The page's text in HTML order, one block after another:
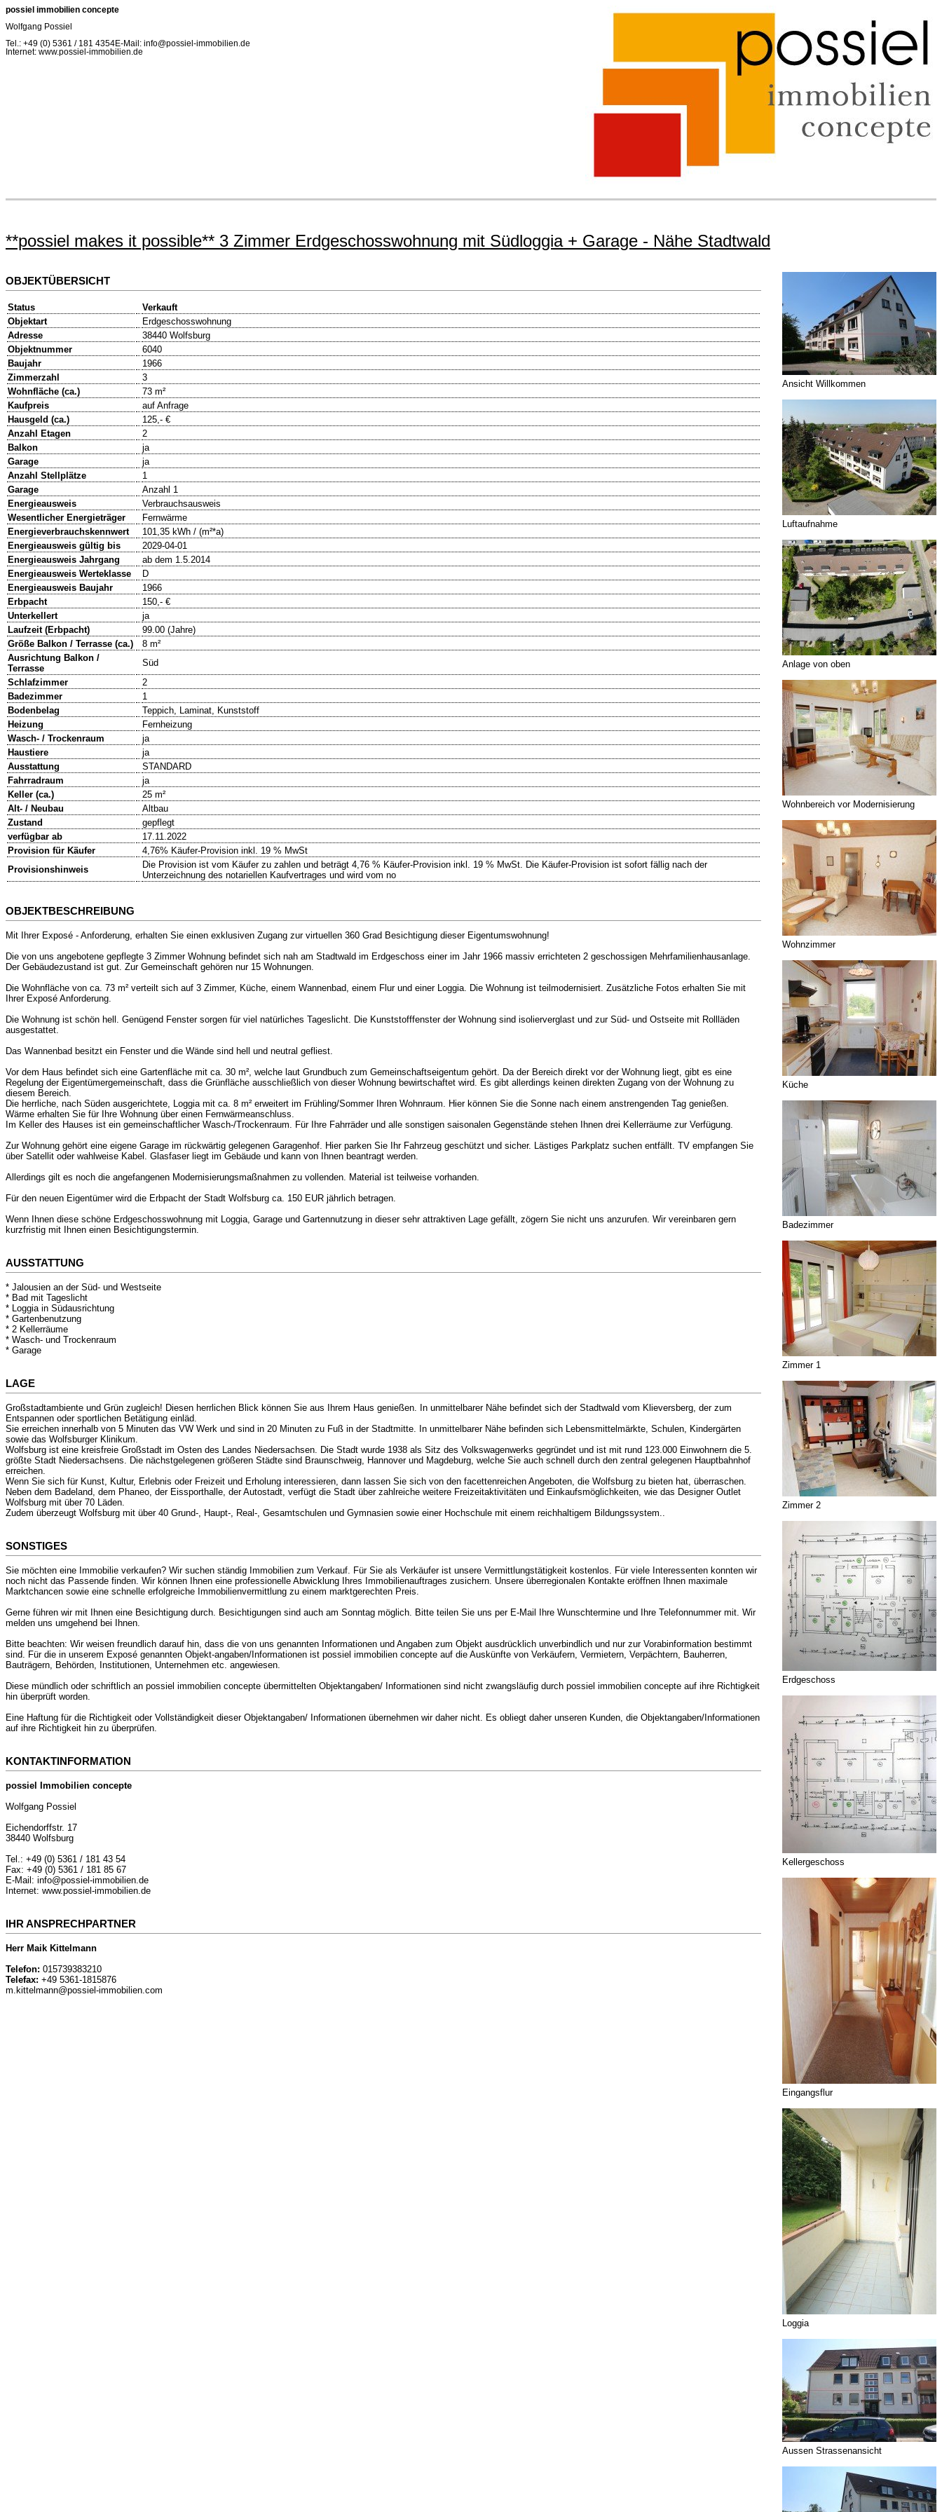
possiel immobilien concepte
Wolfgang Possiel
Tel.: +49 (0) 5361 / 181 4354E-Mail: info@possiel-immobilien.de
Internet: www.possiel-immobilien.de
**possiel makes it possible** 3 Zimmer Erdgeschosswohnung mit Südloggia + Garage - Nähe Stadtwald
OBJEKTÜBERSICHT
Status
Verkauft
Objektart
Erdgeschosswohnung
Adresse
38440 Wolfsburg
Objektnummer
6040
Baujahr
1966
Zimmerzahl
3
Wohnfläche (ca.)
73 m²
Kaufpreis
auf Anfrage
Hausgeld (ca.)
125,- €
Anzahl Etagen
2
Balkon
ja
Garage
ja
Anzahl Stellplätze
1
Garage
Anzahl 1
Energieausweis
Verbrauchsausweis
Wesentlicher Energieträger
Fernwärme
Energieverbrauchskennwert
101,35 kWh / (m²*a)
Energieausweis gültig bis
2029-04-01
Energieausweis Jahrgang
ab dem 1.5.2014
Energieausweis Werteklasse
D
Energieausweis Baujahr
1966
Erbpacht
150,- €
Unterkellert
ja
Laufzeit (Erbpacht)
99.00 (Jahre)
Größe Balkon / Terrasse (ca.)
8 m²
Ausrichtung Balkon /
Terrasse
Süd
Schlafzimmer
2
Badezimmer
1
Bodenbelag
Teppich, Laminat, Kunststoff
Heizung
Fernheizung
Wasch- / Trockenraum
ja
Haustiere
ja
Ausstattung
STANDARD
Fahrradraum
ja
Keller (ca.)
25 m²
Alt- / Neubau
Altbau
Zustand
gepflegt
verfügbar ab
17.11.2022
Provision für Käufer
4,76% Käufer-Provision inkl. 19 % MwSt
Provisionshinweis
Die Provision ist vom Käufer zu zahlen und beträgt 4,76 % Käufer-Provision inkl. 19 % MwSt. Die Käufer-Provision ist sofort fällig nach der
Unterzeichnung des notariellen Kaufvertrages und wird vom no
OBJEKTBESCHREIBUNG
Mit Ihrer Exposé - Anforderung, erhalten Sie einen exklusiven Zugang zur virtuellen 360 Grad Besichtigung dieser Eigentumswohnung!
Die von uns angebotene gepflegte 3 Zimmer Wohnung befindet sich nah am Stadtwald im Erdgeschoss einer im Jahr 1966 massiv errichteten 2 geschossigen Mehrfamilienhausanlage.
Der Gebäudezustand ist gut. Zur Gemeinschaft gehören nur 15 Wohnungen.
Die Wohnfläche von ca. 73 m² verteilt sich auf 3 Zimmer, Küche, einem Wannenbad, einem Flur und einer Loggia. Die Wohnung ist teilmodernisiert. Zusätzliche Fotos erhalten Sie mit
Ihrer Exposé Anforderung.
Die Wohnung ist schön hell. Genügend Fenster sorgen für viel natürliches Tageslicht. Die Kunststofffenster der Wohnung sind isolierverglast und zur Süd- und Ostseite mit Rollläden
ausgestattet.
Das Wannenbad besitzt ein Fenster und die Wände sind hell und neutral gefliest.
Vor dem Haus befindet sich eine Gartenfläche mit ca. 30 m², welche laut Grundbuch zum Gemeinschaftseigentum gehört. Da der Bereich direkt vor der Wohnung liegt, gibt es eine
Regelung der Eigentümergemeinschaft, dass die Grünfläche ausschließlich von dieser Wohnung bewirtschaftet wird. Es gibt allerdings keinen direkten Zugang von der Wohnung zu
diesem Bereich.
Die herrliche, nach Süden ausgerichtete, Loggia mit ca. 8 m² erweitert im Frühling/Sommer Ihren Wohnraum. Hier können Sie die Sonne nach einem anstrengenden Tag genießen.
Wärme erhalten Sie für Ihre Wohnung über einen Fernwärmeanschluss.
Im Keller des Hauses ist ein gemeinschaftlicher Wasch-/Trockenraum. Für Ihre Fahrräder und alle sonstigen saisonalen Gegenstände stehen Ihnen drei Kellerräume zur Verfügung.
Zur Wohnung gehört eine eigene Garage im rückwärtig gelegenen Garagenhof. Hier parken Sie Ihr Fahrzeug geschützt und sicher. Lästiges Parkplatz suchen entfällt. TV empfangen Sie
über Satellit oder wahlweise Kabel. Glasfaser liegt im Gebäude und kann von Ihnen beantragt werden.
Allerdings gilt es noch die angefangenen Modernisierungsmaßnahmen zu vollenden. Material ist teilweise vorhanden.
Für den neuen Eigentümer wird die Erbpacht der Stadt Wolfsburg ca. 150 EUR jährlich betragen.
Wenn Ihnen diese schöne Erdgeschosswohnung mit Loggia, Garage und Gartennutzung in dieser sehr attraktiven Lage gefällt, zögern Sie nicht uns anzurufen. Wir vereinbaren gern
kurzfristig mit Ihnen einen Besichtigungstermin.
AUSSTATTUNG
* Jalousien an der Süd- und Westseite
* Bad mit Tageslicht
* Loggia in Südausrichtung
* Gartenbenutzung
* 2 Kellerräume
* Wasch- und Trockenraum
* Garage
LAGE
Großstadtambiente und Grün zugleich! Diesen herrlichen Blick können Sie aus Ihrem Haus genießen. In unmittelbarer Nähe befindet sich der Stadtwald vom Klieversberg, der zum
Entspannen oder sportlichen Betätigung einläd.
Sie erreichen innerhalb von 5 Minuten das VW Werk und sind in 20 Minuten zu Fuß in der Stadtmitte. In unmittelbarer Nähe befinden sich Lebensmittelmärkte, Schulen, Kindergärten
sowie das Wolfsburger Klinikum.
Wolfsburg ist eine kreisfreie Großstadt im Osten des Landes Niedersachsen. Die Stadt wurde 1938 als Sitz des Volkswagenwerks gegründet und ist mit rund 123.000 Einwohnern die 5.
größte Stadt Niedersachsens. Die nächstgelegenen größeren Städte sind Braunschweig, Hannover und Magdeburg, welche Sie auch schnell durch den zentral gelegenen Hauptbahnhof
erreichen.
Wenn Sie sich für Kunst, Kultur, Erlebnis oder Freizeit und Erholung interessieren, dann lassen Sie sich von den facettenreichen Angeboten, die Wolfsburg zu bieten hat, überraschen.
Neben dem Badeland, dem Phaneo, der Eissporthalle, der Autostadt, verfügt die Stadt über zahlreiche weitere Freizeitaktivitäten und Einkaufsmöglichkeiten, wie das Designer Outlet
Wolfsburg mit über 70 Läden.
Zudem überzeugt Wolfsburg mit über 40 Grund-, Haupt-, Real-, Gesamtschulen und Gymnasien sowie einer Hochschule mit einem reichhaltigem Bildungssystem..
SONSTIGES
Sie möchten eine Immobilie verkaufen? Wir suchen ständig Immobilien zum Verkauf. Für Sie als Verkäufer ist unsere Vermittlungstätigkeit kostenlos. Für viele Interessenten konnten wir
noch nicht das Passende finden. Wir können Ihnen eine professionelle Abwicklung Ihres Immobilienauftrages zusichern. Unsere überregionalen Kontakte eröffnen Ihnen maximale
Marktchancen sowie eine schnelle erfolgreiche Immobilienvermittlung zu einem marktgerechten Preis.
Gerne führen wir mit Ihnen eine Besichtigung durch. Besichtigungen sind auch am Sonntag möglich. Bitte teilen Sie uns per E-Mail Ihre Wunschtermine und Ihre Telefonnummer mit. Wir
melden uns umgehend bei Ihnen.
Bitte beachten: Wir weisen freundlich darauf hin, dass die von uns genannten Informationen und Angaben zum Objekt ausdrücklich unverbindlich und nur zur Vorabinformation bestimmt
sind. Für die in unserem Exposé genannten Objekt-angaben/Informationen ist possiel immobilien concepte auf die Auskünfte von Verkäufern, Vermietern, Verpächtern, Bauherren,
Bauträgern, Behörden, Institutionen, Unternehmen etc. angewiesen.
Diese mündlich oder schriftlich an possiel immobilien concepte übermittelten Objektangaben/ Informationen sind nicht zwangsläufig durch possiel immobilien concepte auf ihre Richtigkeit
hin überprüft worden.
Eine Haftung für die Richtigkeit oder Vollständigkeit dieser Objektangaben/ Informationen übernehmen wir daher nicht. Es obliegt daher unseren Kunden, die Objektangaben/Informationen
auf ihre Richtigkeit hin zu überprüfen.
KONTAKTINFORMATION
possiel Immobilien concepte
Wolfgang Possiel
Eichendorffstr. 17
38440 Wolfsburg
Tel.: +49 (0) 5361 / 181 43 54
Fax: +49 (0) 5361 / 181 85 67
E-Mail: info@possiel-immobilien.de
Internet: www.possiel-immobilien.de
IHR ANSPRECHPARTNER
Herr Maik Kittelmann
Telefon: 015739383210
Telefax: +49 5361-1815876
m.kittelmann@possiel-immobilien.com
Ansicht Willkommen
Luftaufnahme
Anlage von oben
Wohnbereich vor Modernisierung
Wohnzimmer
Küche
Badezimmer
Zimmer 1
Zimmer 2
Erdgeschoss
Kellergeschoss
Eingangsflur
Loggia
Aussen Strassenansicht